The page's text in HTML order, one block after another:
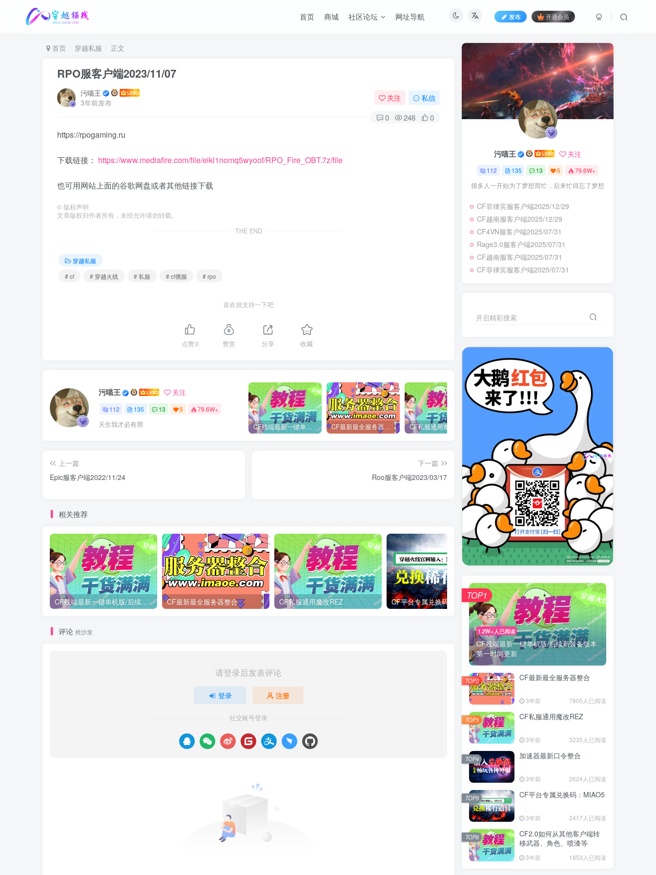
发布 开通会员
首页 商城 社区论坛 网址导航
首页 穿越私服 正文
RPO服客户端2023/11/07
污喵王
3年前发布
关注 私信
0 248 0
https://rpogaming.ru
下载链接： https://www.mediafire.com/file/eikl1nomq5wyoof/RPO_Fire_OBT.7z/file
也可用网站上面的谷歌网盘或者其他链接下载
© 版权声明
文章版权归作者所有，未经允许请勿转载。
THE END
穿越私服
# cf
# 穿越火线 # 私服 # cf俄服 # rpo
喜欢就支持一下吧
点赞0 赞赏 分享 收藏
污喵王 关注
112 135 13 5 79.6W+
天生我才必有用 CF残端最新一键单机版/后续新装备版本第一时间更新 CF最新最全服务器整合 CF私服通用魔改REZ
上一篇
Epic服客户端2022/11/24
下一篇
Roo服客户端2023/03/17
相关推荐
CF残端最新一键单机版/后续新装备版本第一时间更新 CF最新最全服务器整合 CF私服通用魔改REZ CF平台专属兑换码：MIAO5 CF2.0如何从其他客户端转移武器、角色、喷漆等
评论 抢沙发
请登录后发表评论
登录 注册
社交账号登录
污喵王 关注
112 135 13 5 79.6W+
很多人一开始为了梦想而忙，后来忙得忘了梦想
CF菲律宾服客户端2025/12/29
CF越南服客户端2025/12/29
CF4VN服客户端2025/07/31
Rage3.0服客户端2025/07/31
CF越南服客户端2025/07/31
CF菲律宾服客户端2025/07/31
开启精彩搜索
1.2W+人已阅读
CF残端最新一键单机版/后续新装备版本
第一时间更新
TOP1
CF最新最全服务器整合
3年前 7805人已阅读
TOP2
CF私服通用魔改REZ
3年前 3235人已阅读
TOP3
加速器最新口令整合
3年前 2624人已阅读
TOP4
CF平台专属兑换码：MIAO5
3年前 2417人已阅读
TOP5
CF2.0如何从其他客户端转
移武器、角色、喷漆等
3年前 1853人已阅读
TOP6